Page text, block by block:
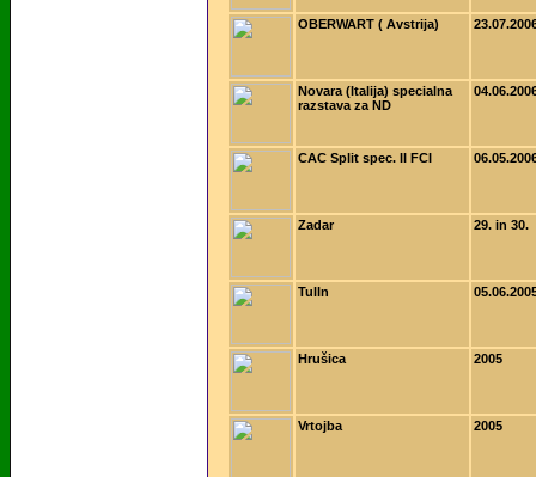
OBERWART ( Avstrija)
Novara (Italija) specialna
razstava za ND
CAC Split spec. II FCI
Zadar 29. in 30.
Tulln
Hrušica 2005
Vrtojba 2005